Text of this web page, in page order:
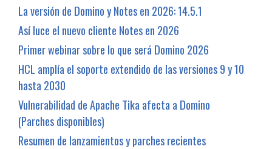
La versión de Domino y Notes en 2026: 14.5.1
Así luce el nuevo cliente Notes en 2026
Primer webinar sobre lo que será Domino 2026
HCL amplía el soporte extendido de las versiones 9 y 10
hasta 2030
Vulnerabilidad de Apache Tika afecta a Domino
(Parches disponibles)
Resumen de lanzamientos y parches recientes